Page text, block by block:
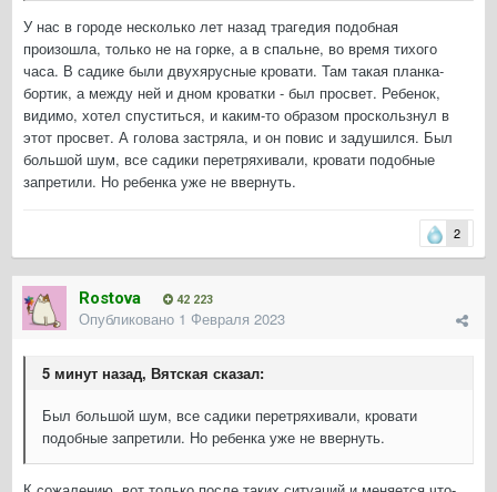
У нас в городе несколько лет назад трагедия подобная
произошла, только не на горке, а в спальне, во время тихого
часа. В садике были двухярусные кровати. Там такая планка-
бортик, а между ней и дном кроватки - был просвет. Ребенок,
видимо, хотел спуститься, и каким-то образом проскользнул в
этот просвет. А голова застряла, и он повис и задушился. Был
большой шум, все садики перетряхивали, кровати подобные
запретили. Но ребенка уже не ввернуть.
2
Rostova 42 223
Опубликовано 1 Февраля 2023
5 минут назад, Вятская сказал:
Был большой шум, все садики перетряхивали, кровати
подобные запретили. Но ребенка уже не ввернуть.